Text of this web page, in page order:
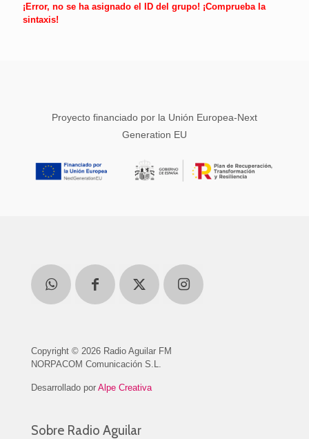
¡Error, no se ha asignado el ID del grupo! ¡Comprueba la
sintaxis!
Proyecto financiado por la Unión Europea-Next
Generation EU
Copyright © 2026 Radio Aguilar FM
NORPACOM Comunicación S.L.
Desarrollado por Alpe Creativa
Sobre Radio Aguilar